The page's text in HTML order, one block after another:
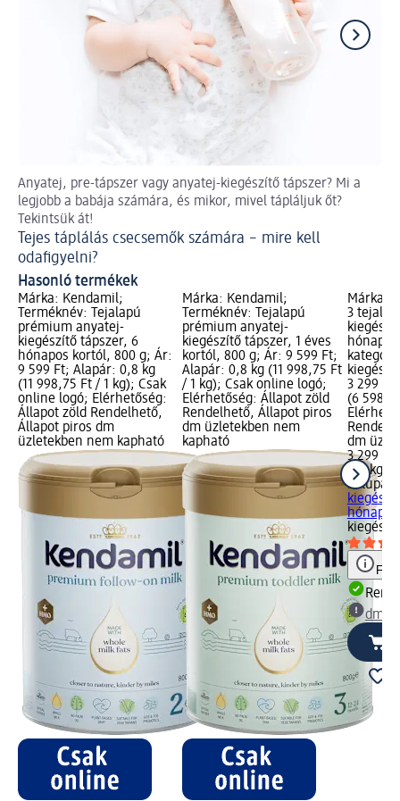
Anyatej, pre-tápszer vagy anyatej-kiegészítő tápszer? Mi a
legjobb a babája számára, és mikor, mivel tápláljuk őt?
Tekintsük át!
Tejes táplálás csecsemők számára – mire kell
odafigyelni?
Hasonló termékek
Márka: Kendamil;
Terméknév: Tejalapú
prémium anyatej-
kiegészítő tápszer, 6
hónapos kortól, 800 g; Ár:
9 599 Ft; Alapár: 0,8 kg
(11 998,75 Ft / 1 kg); Csak
online logó; Elérhetőség:
Állapot zöld Rendelhető,
Állapot piros dm
üzletekben nem kapható
Márka: Kendamil;
Terméknév: Tejalapú
prémium anyatej-
kiegészítő tápszer, 1 éves
kortól, 800 g; Ár: 9 599 Ft;
Alapár: 0,8 kg (11 998,75 Ft
/ 1 kg); Csak online logó;
Elérhetőség: Állapot zöld
Rendelhető, Állapot piros
dm üzletekben nem
kapható
Márka:
3
3 299
(6
dm
3 299 Ft
0,5 kg
Milupa
dm